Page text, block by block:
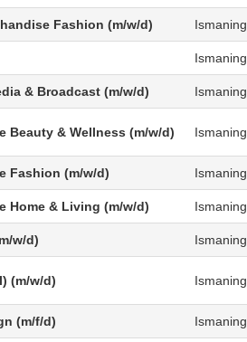
Fashion (m/w/d) Ismaning
Ismaning
& Broadcast (m/w/d) Ismaning
Beauty & Wellness (m/w/d) Ismaning
Fashion (m/w/d) Ismaning
Home & Living (m/w/d) Ismaning
w/d) Ismaning
(m/w/d) Ismaning
(m/f/d) Ismaning